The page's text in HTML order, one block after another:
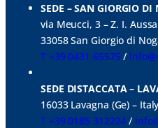
SEDE – SAN GIORGIO DI
via Meucci, 3 – Z. I.
33058 San Giorgio di
T +39 0431 65575/
SEDE DISTACCATA –
16033 Lavagna (Ge) – Italy
T +39 0185 312224 /